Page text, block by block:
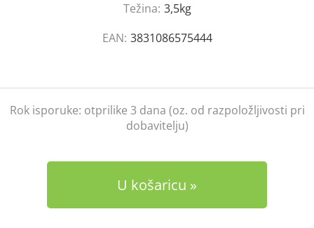
Težina: 3,5kg
EAN: 3831086575444
Rok isporuke: otprilike 3 dana (oz. od razpoložljivosti pri
dobavitelju)
U košaricu